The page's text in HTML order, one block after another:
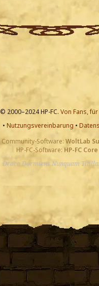
© 2000–2024 HP-FC. Von Fans,
• Nutzungsvereinbarung •
Community-Software: WoltLab
HP-FC-Software: HP-FC Core
Draco Dormiens Nunquam